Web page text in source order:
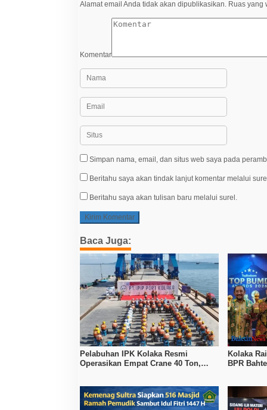
Alamat email Anda tidak akan dipublikasikan. Ruas yang
Komentar
Simpan nama, email, dan situs web saya pada
Beritahu saya akan tindak lanjut komentar melalui
Beritahu saya akan tulisan baru melalui surel.
Baca Juga:
Pelabuhan IPK Kolaka Resmi
Operasikan Empat Crane 40 Ton,
Kolaka
BPR